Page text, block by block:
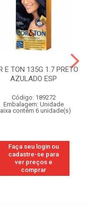
E TON 135G 1.7 PRETO
AZULADO ESP
Código: 189272
Embalagem: Unidade
contém 6 unidade(s)
Faça seu login ou
cadastre-se para
ver preços e
comprar